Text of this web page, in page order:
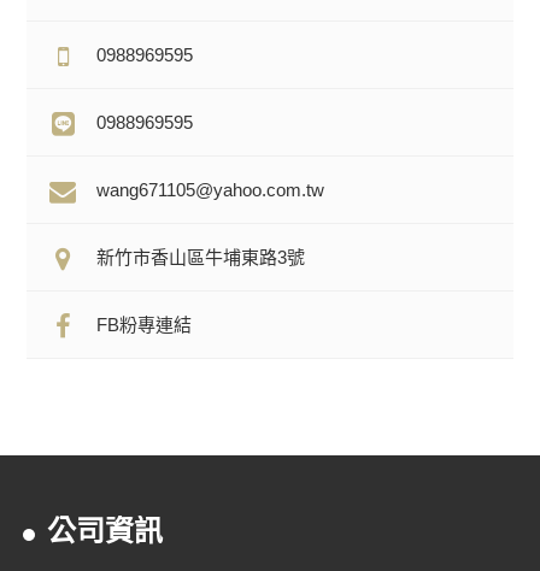
0988969595
0988969595
wang671105@yahoo.com.tw
新竹市香山區牛埔東路3號
FB粉專連結
公司資訊